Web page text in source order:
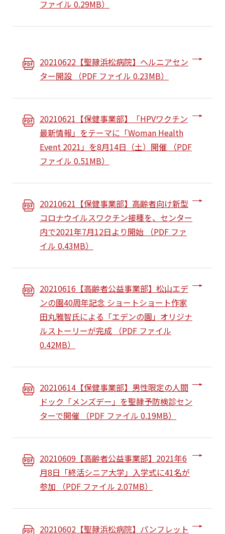
ファイル 0.29MB）
20210622【聖隷浜松病院】ヘルニアセン
ター開設 （PDF ファイル 0.23MB）
20210621【保健事業部】「HPVワクチン
最新情報」をテーマに「Woman Health
Event 2021」を8月14日（土）開催 （PDF
ファイル 0.51MB）
20210621【保健事業部】⾼齢者向け新型
コロナウイルスワクチン接種を、センター
内で2021年7月12日より開始 （PDF ファ
イル 0.43MB）
20210616【高齢者公益事業部】松山エデ
ンの園40周年記念 ショートショート作家
田丸雅智氏による「エデンの園」オリジナ
ルストーリーが完成 （PDF ファイル
0.42MB）
20210614【保健事業部】男性限定の人間
ドック「メンズデー」を聖隷予防検診セン
ターで開催 （PDF ファイル 0.19MB）
20210609【高齢者公益事業部】2021年6
月8日「終活シニア大学」入学式に41名が
参加 （PDF ファイル 2.07MB）
20210602【聖隷浜松病院】パンフレット